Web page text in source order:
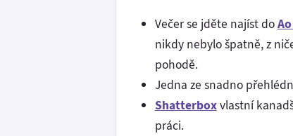
Večer se jděte najíst do
nikdy nebylo špatně, z
pohodě.
Jedna ze snadno
Shatterboxvlastní
práci.